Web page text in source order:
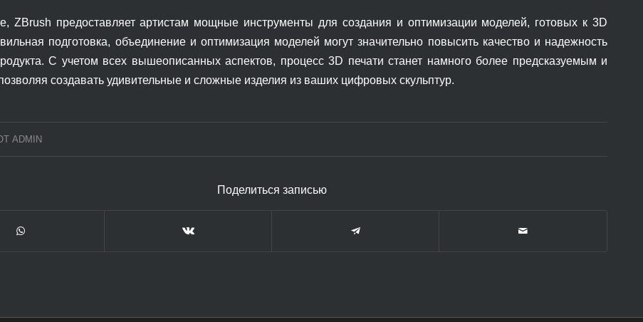
ZBrush предоставляет артистам мощные инструменты для создания и оптимизации моделей, готовых к 3D
подготовка, объединение и оптимизация моделей могут значительно повысить качество и надежность
С учетом всех вышеописанных аспектов, процесс 3D печати станет намного более предсказуемым и
создавать удивительные и сложные изделия из ваших цифровых скульптур.
ADMIN
Поделиться записью